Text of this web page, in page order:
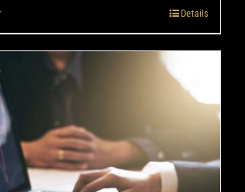
Details